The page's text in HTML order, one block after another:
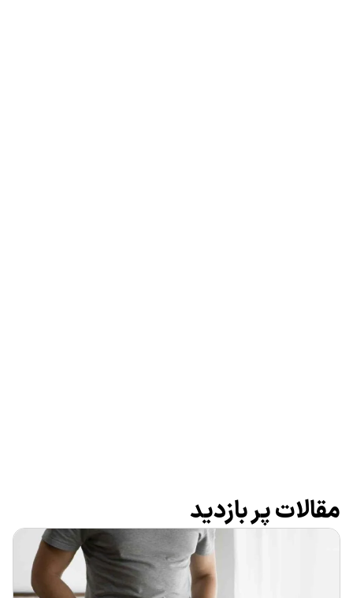
مقالات پر بازدید